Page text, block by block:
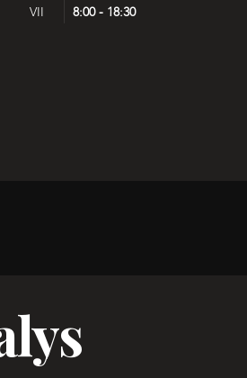
VII
8:00 - 18:30